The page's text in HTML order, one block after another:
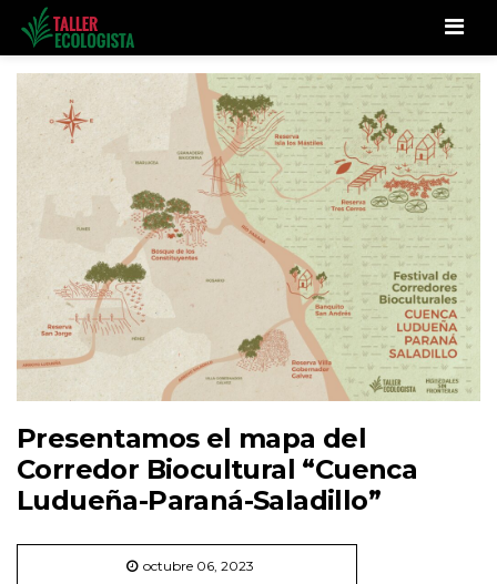
Presentamos el mapa del
Corredor Biocultural “Cuenca
Ludueña-Paraná-Saladillo”
octubre 06, 2023